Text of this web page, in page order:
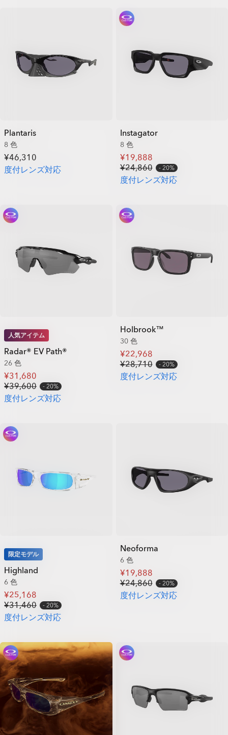
Plantaris
8 色
¥46,310
度付レンズ対応
Instagator
8 色
¥19,888
¥24,860
20%
度付レンズ対応
人気アイテム
Radar® EV Path®
26 色
¥31,680
¥39,600
20%
度付レンズ対応
Holbrook™
30 色
¥22,968
¥28,710
20%
度付レンズ対応
限定モデル
Highland
6 色
¥25,168
¥31,460
20%
度付レンズ対応
Neoforma
6 色
¥19,888
¥24,860
20%
度付レンズ対応